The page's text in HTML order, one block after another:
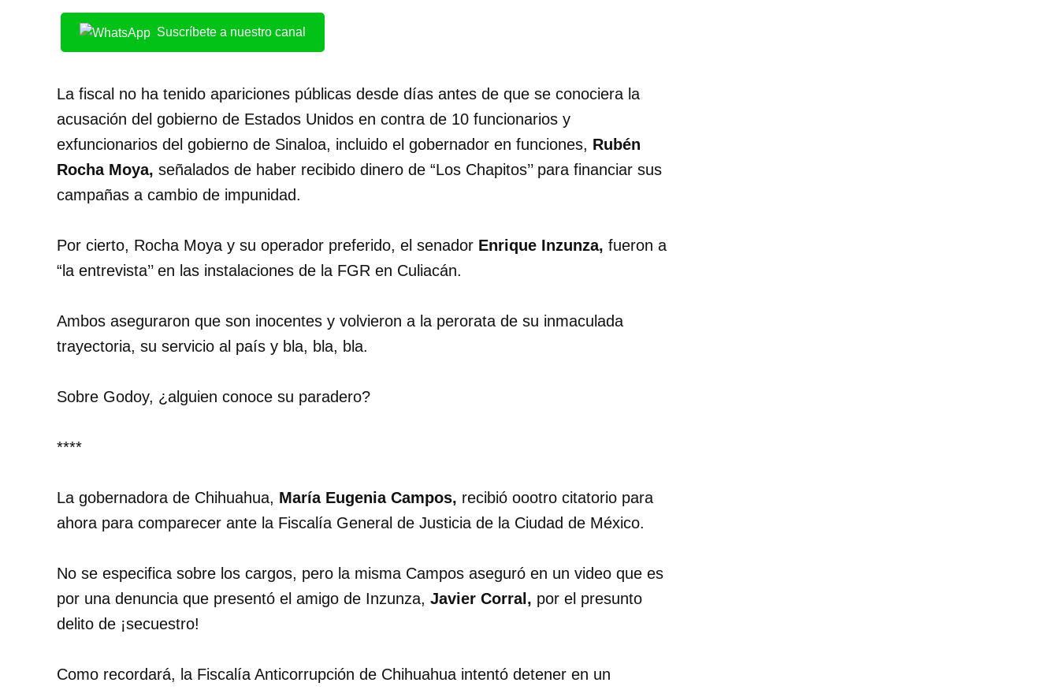
Suscríbete a nuestro canal
La fiscal no ha tenido apariciones públicas desde días antes de que se conociera la
acusación del gobierno de Estados Unidos en contra de 10 funcionarios y
exfuncionarios del gobierno de Sinaloa, incluido el gobernador en funciones, Rubén
Rocha Moya, señalados de haber recibido dinero de “Los Chapitos’’ para financiar sus
campañas a cambio de impunidad.
Por cierto, Rocha Moya y su operador preferido, el senador Enrique Inzunza, fueron a
“la entrevista’’ en las instalaciones de la FGR en Culiacán.
Ambos aseguraron que son inocentes y volvieron a la perorata de su inmaculada
trayectoria, su servicio al país y bla, bla, bla.
Sobre Godoy, ¿alguien conoce su paradero?
****
La gobernadora de Chihuahua, María Eugenia Campos, recibió oootro citatorio para
ahora para comparecer ante la Fiscalía General de Justicia de la Ciudad de México.
No se especifica sobre los cargos, pero la misma Campos aseguró en un video que es
por una denuncia que presentó el amigo de Inzunza, Javier Corral, por el presunto
delito de ¡secuestro!
Como recordará, la Fiscalía Anticorrupción de Chihuahua intentó detener en un